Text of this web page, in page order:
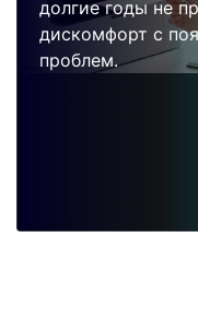
долгие годы не
дискомфорт с
проблем.